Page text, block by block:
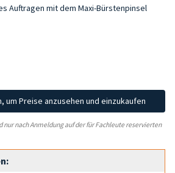
Auftragen mit dem Maxi-Bürstenpinsel
um Preise anzusehen und einzukaufen
nur nach Anmeldung auf der für Fachleute reservierten